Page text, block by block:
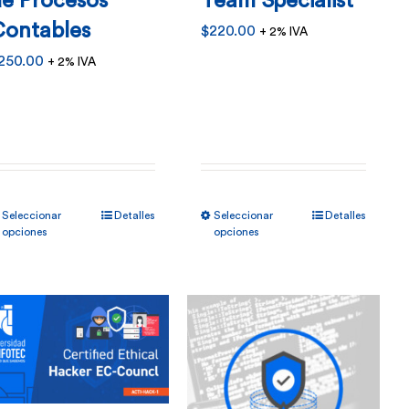
+ 2% IVA
Seleccionar
opciones
variantes.
Las
opciones
se
Detalles
$220.00 + 2% IVA
Seleccionar
opciones
variantes.
Las
opciones
se
Detalles